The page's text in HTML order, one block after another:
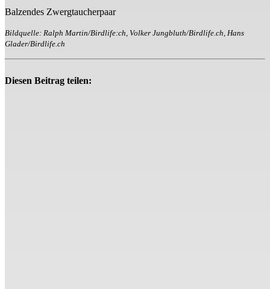
Balzendes Zwergtaucherpaar
Bildquelle: Ralph Martin/Birdlife:ch, Volker Jungbluth/Birdlife.ch, Hans
Glader/Birdlife.ch
Diesen Beitrag teilen: